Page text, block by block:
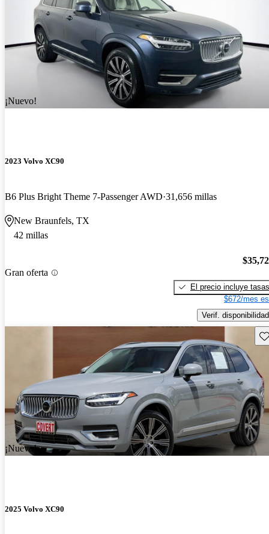
¡Nuevo!
2023 Volvo XC90
B6 Plus Bright Theme 7-Passenger AWD 31,656 millas
New Braunfels, TX
42 millas
Gran oferta
El precio incluye tasas
$672/mes
Verif. disponibilidad
¡Nuevo!
2025 Volvo XC90